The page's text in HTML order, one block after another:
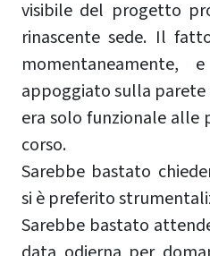
visibile del progetto
rinascente sede. Il
appoggiato sulla
era solo funzionale alle
corso.
Sarebbe bastato
si è preferito
Sarebbe bastato